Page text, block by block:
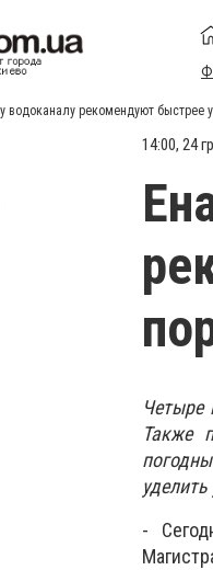
водоканалу рекомендуют быстрее
14:00, 24
Четыре
Также
-